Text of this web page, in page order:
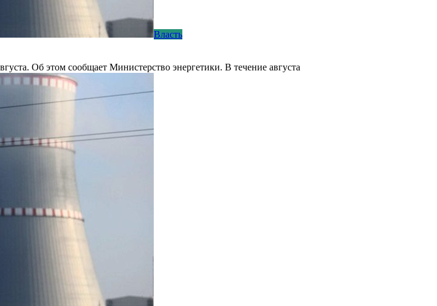
Власть
Об этом сообщает Министерство энергетики. В течение августа